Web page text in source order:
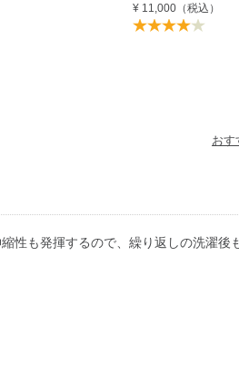
¥ 11,000（税込）
おす
性も発揮するので、繰り返しの洗濯後